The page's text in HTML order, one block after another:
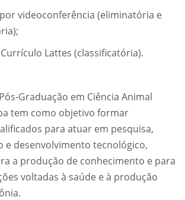
videoconferência (eliminatória e
Lattes (classificatória).
Graduação em Ciência Animal
tem como objetivo formar
para atuar em pesquisa,
e desenvolvimento tecnológico,
a produção de conhecimento e para
voltadas à saúde e à produção